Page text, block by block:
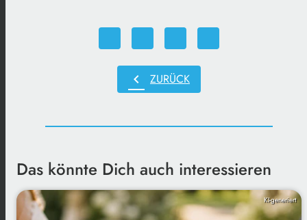
chevron_left ZURÜCK
Das könnte Dich auch interessieren
KI-generiert